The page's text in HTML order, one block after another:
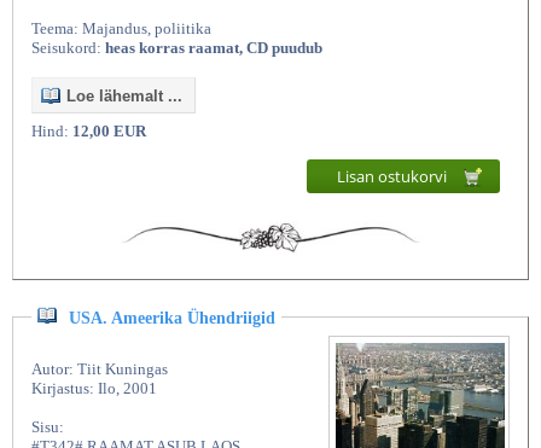
Teema: Majandus, poliitika
Seisukord: heas korras raamat, CD puudub
Loe lähemalt ...
Hind: 12,00 EUR
Lisan ostukorvi
USA. Ameerika Ühendriigid
Autor: Tiit Kuningas
Kirjastus: Ilo, 2001
Sisu: